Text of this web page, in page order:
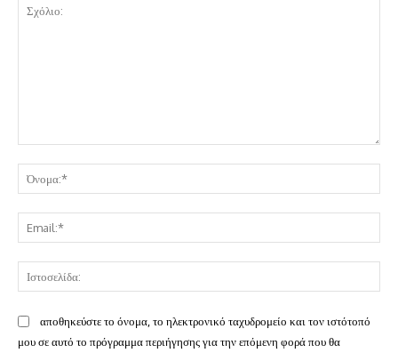
αποθηκεύστε το όνομα, το ηλεκτρονικό ταχυδρομείο και τον ιστότοπό
μου σε αυτό το πρόγραμμα περιήγησης για την επόμενη φορά που θα